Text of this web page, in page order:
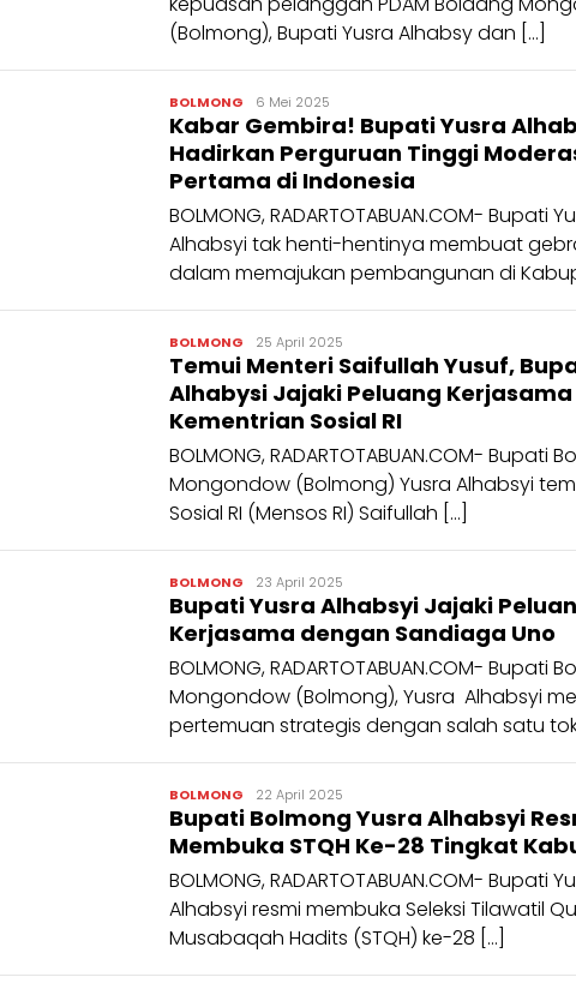
(Bolmong), Bupati Yusra Alhabsy dan […]
BOLMONG admin
6 Mei 2025
Kabar Gembira! Bupati Yusra
Hadirkan Perguruan Tinggi
Pertama di Indonesia
BOLMONG, RADARTOTABUAN.COM- Bupati
Alhabsyi tak henti-hentinya membuat
dalam memajukan pembangunan di
BOLMONG admin
25 April 2025
Temui Menteri Saifullah Yusuf,
Alhabysi Jajaki Peluang
Kementrian Sosial RI
BOLMONG, RADARTOTABUAN.COM- Bupati
Mongondow (Bolmong) Yusra Alhabsyi
Sosial RI (Mensos RI) Saifullah […]
BOLMONG admin
23 April 2025
Bupati Yusra Alhabsyi Jajaki
Kerjasama dengan Sandiaga Uno
BOLMONG, RADARTOTABUAN.COM- Bupati
Mongondow (Bolmong), Yusra Alhabsyi
pertemuan strategis dengan salah satu
BOLMONG admin
22 April 2025
Bupati Bolmong Yusra Alhabsyi
Membuka STQH Ke-28 Tingkat
BOLMONG, RADARTOTABUAN.COM- Bupati
Alhabsyi resmi membuka Seleksi Tilawatil
Musabaqah Hadits (STQH) ke-28 […]